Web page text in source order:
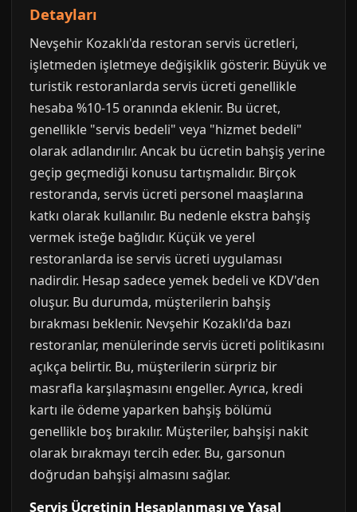
Detayları
Nevşehir Kozaklı'da restoran servis ücretleri,
işletmeden işletmeye değişiklik gösterir. Büyük ve
turistik restoranlarda servis ücreti genellikle
hesaba %10-15 oranında eklenir. Bu ücret,
genellikle "servis bedeli" veya "hizmet bedeli"
olarak adlandırılır. Ancak bu ücretin bahşiş yerine
geçip geçmediği konusu tartışmalıdır. Birçok
restoranda, servis ücreti personel maaşlarına
katkı olarak kullanılır. Bu nedenle ekstra bahşiş
vermek isteğe bağlıdır. Küçük ve yerel
restoranlarda ise servis ücreti uygulaması
nadirdir. Hesap sadece yemek bedeli ve KDV'den
oluşur. Bu durumda, müşterilerin bahşiş
bırakması beklenir. Nevşehir Kozaklı'da bazı
restoranlar, menülerinde servis ücreti politikasını
açıkça belirtir. Bu, müşterilerin sürpriz bir
masrafla karşılaşmasını engeller. Ayrıca, kredi
kartı ile ödeme yaparken bahşiş bölümü
genellikle boş bırakılır. Müşteriler, bahşişi nakit
olarak bırakmayı tercih eder. Bu, garsonun
doğrudan bahşişi almasını sağlar.
Servis Ücretinin Hesaplanması ve Yasal